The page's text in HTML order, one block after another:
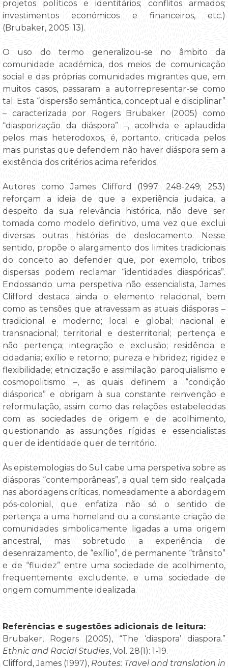
projetos políticos e identitários; conflitos armados;
investimentos económicos e financeiros, etc.)
(Brubaker, 2005: 13).
O uso do termo generalizou-se no âmbito da
comunidade académica, dos meios de comunicação
social e das próprias comunidades migrantes que, em
muitos casos, passaram a autorrepresentar-se como
tal. Esta “dispersão semântica, conceptual e disciplinar”
– caracterizada por Rogers Brubaker (2005) como
“diasporização da diáspora” –, acolhida e aplaudida
pelos mais heterodoxos, é, portanto, criticada pelos
mais puristas que defendem não haver diáspora sem a
existência dos critérios acima referidos.
Autores como James Clifford (1997: 248-249; 253)
reforçam a ideia de que a experiência judaica, a
despeito da sua relevância histórica, não deve ser
tomada como modelo definitivo, uma vez que exclui
diversas outras histórias de deslocamento. Nesse
sentido, propõe o alargamento dos limites tradicionais
do conceito ao defender que, por exemplo, tribos
dispersas podem reclamar “identidades diaspóricas”.
Endossando uma perspetiva não essencialista, James
Clifford destaca ainda o elemento relacional, bem
como as tensões que atravessam as atuais diásporas –
tradicional e moderno; local e global; nacional e
transnacional; territorial e desterritorial; pertença e
não pertença; integração e exclusão; residência e
cidadania; exílio e retorno; pureza e hibridez; rigidez e
flexibilidade; etnicização e assimilação; paroquialismo e
cosmopolitismo –, as quais definem a “condição
diásporica” e obrigam à sua constante reinvenção e
reformulação, assim como das relações estabelecidas
com as sociedades de origem e de acolhimento,
questionando as assunções rígidas e essencialistas
quer de identidade quer de território.
Às epistemologias do Sul cabe uma perspetiva sobre as
diásporas “contemporâneas”, a qual tem sido realçada
nas abordagens críticas, nomeadamente a abordagem
pós-colonial, que enfatiza não só o sentido de
pertença a uma homeland ou a constante criação de
comunidades simbolicamente ligadas a uma origem
ancestral, mas sobretudo a experiência de
desenraizamento, de “exílio”, de permanente “trânsito”
e de “fluidez” entre uma sociedade de acolhimento,
frequentemente excludente, e uma sociedade de
origem comummente idealizada.
Referências e sugestões adicionais de leitura:
Brubaker, Rogers (2005), “The ‘diaspora’ diaspora.”
Ethnic and Racial Studies, Vol. 28(1): 1-19.
Clifford, James (1997), Routes: Travel and translation in